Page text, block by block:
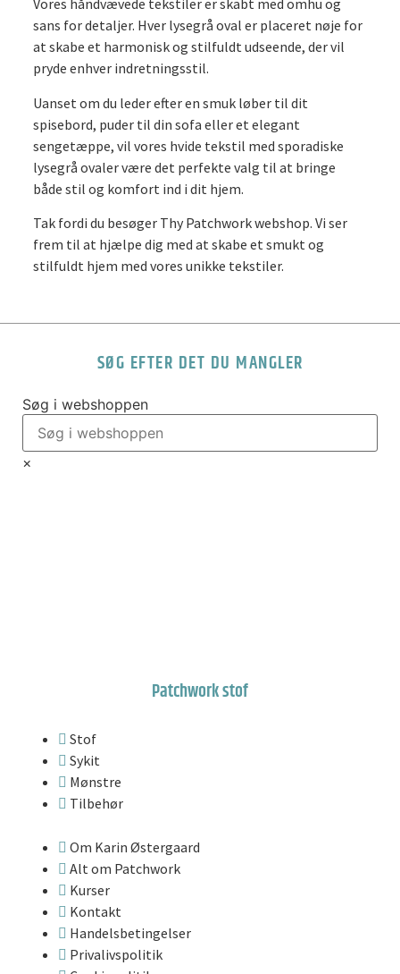
Vores håndvævede tekstiler er skabt med omhu og
sans for detaljer. Hver lysegrå oval er placeret nøje for
at skabe et harmonisk og stilfuldt udseende, der vil
pryde enhver indretningsstil.
Uanset om du leder efter en smuk løber til dit
spisebord, puder til din sofa eller et elegant
sengetæppe, vil vores hvide tekstil med sporadiske
lysegrå ovaler være det perfekte valg til at bringe
både stil og komfort ind i dit hjem.
Tak fordi du besøger Thy Patchwork webshop. Vi ser
frem til at hjælpe dig med at skabe et smukt og
stilfuldt hjem med vores unikke tekstiler.
SØG EFTER DET DU MANGLER
Søg i webshoppen
×
Patchwork stof
Stof
Sykit
Mønstre
Tilbehør
Om Karin Østergaard
Alt om Patchwork
Kurser
Kontakt
Handelsbetingelser
Privalivspolitik